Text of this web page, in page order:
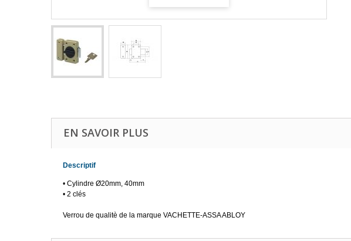
EN SAVOIR PLUS
Descriptif
• Cylindre Ø20mm, 40mm
• 2 clés
Verrou de qualitè de la marque VACHETTE-ASSA ABLOY